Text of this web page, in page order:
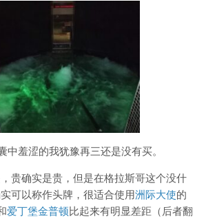
中羞涩的我犹豫再三还是没有买。
贵确实是贵，但是在格拉斯哥这个没什
可以称作头牌，很适合使用洲际大使的
爱丁堡金普顿比起来有明显差距（后者翻